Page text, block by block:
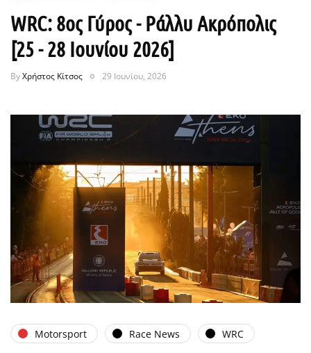
WRC: 8ος Γύρος - Ράλλυ Ακρόπολις
[25 - 28 Ιουνίου 2026]
ByΧρήστος Κίτσος 29 Ιουνίου, 2026
Motorsport Race News WRC